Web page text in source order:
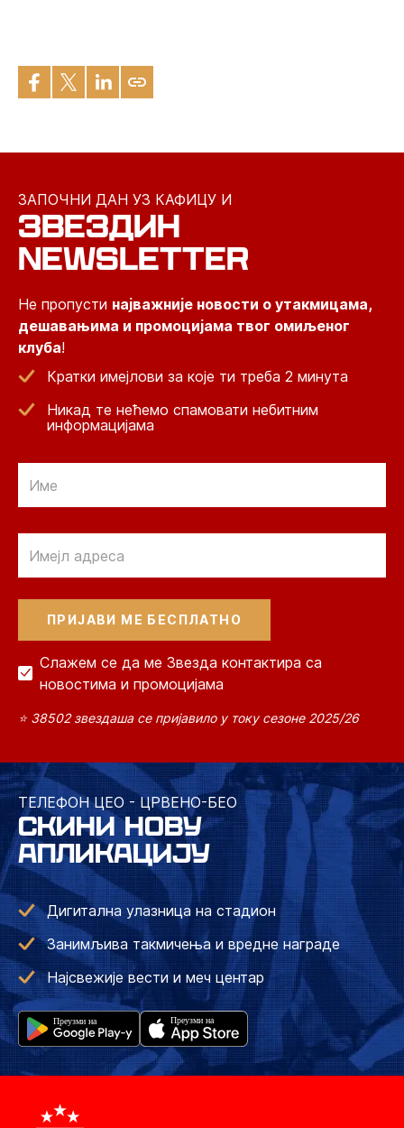
ЗАПОЧНИ ДАН УЗ КАФИЦУ И
ЗВЕЗДИН
NEWSLETTER
Не пропусти најважније новости о утакмицама,
дешавањима и промоцијама твог омиљеног
клуба!
Кратки имејлови за које ти треба 2 минута
Никад те нећемо спамовати небитним
информацијама
Слажем се да ме Звезда контактира са
новостима и промоцијама
⭐ 38502 звездаша се пријавило у току сезоне 2025/26
ТЕЛЕФОН ЦЕО - ЦРВЕНО-БЕО
СКИНИ НОВУ
АПЛИКАЦИЈУ
Дигитална улазница на стадион
Занимљива такмичења и вредне награде
Најсвежије вести и меч центар